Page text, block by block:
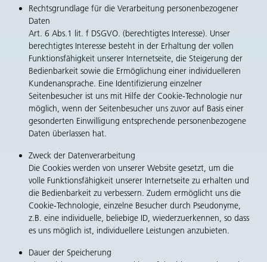
Rechtsgrundlage für die Verarbeitung personenbezogener
Daten
Art. 6 Abs.1 lit. f DSGVO. (berechtigtes Interesse). Unser
berechtigtes Interesse besteht in der Erhaltung der vollen
Funktionsfähigkeit unserer Internetseite, die Steigerung der
Bedienbarkeit sowie die Ermöglichung einer individuelleren
Kundenansprache. Eine Identifizierung einzelner
Seitenbesucher ist uns mit Hilfe der Cookie-Technologie nur
möglich, wenn der Seitenbesucher uns zuvor auf Basis einer
gesonderten Einwilligung entsprechende personenbezogene
Daten überlassen hat.
Zweck der Datenverarbeitung
Die Cookies werden von unserer Website gesetzt, um die
volle Funktionsfähigkeit unserer Internetseite zu erhalten und
die Bedienbarkeit zu verbessern. Zudem ermöglicht uns die
Cookie-Technologie, einzelne Besucher durch Pseudonyme,
z.B. eine individuelle, beliebige ID, wiederzuerkennen, so dass
es uns möglich ist, individuellere Leistungen anzubieten.
Dauer der Speicherung